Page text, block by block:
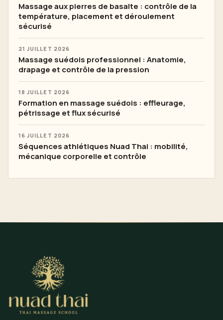
Massage aux pierres de basalte : contrôle de la
température, placement et déroulement
sécurisé
21 JUILLET 2026
Massage suédois professionnel : Anatomie,
drapage et contrôle de la pression
18 JUILLET 2026
Formation en massage suédois : effleurage,
pétrissage et flux sécurisé
16 JUILLET 2026
Séquences athlétiques Nuad Thai : mobilité,
mécanique corporelle et contrôle